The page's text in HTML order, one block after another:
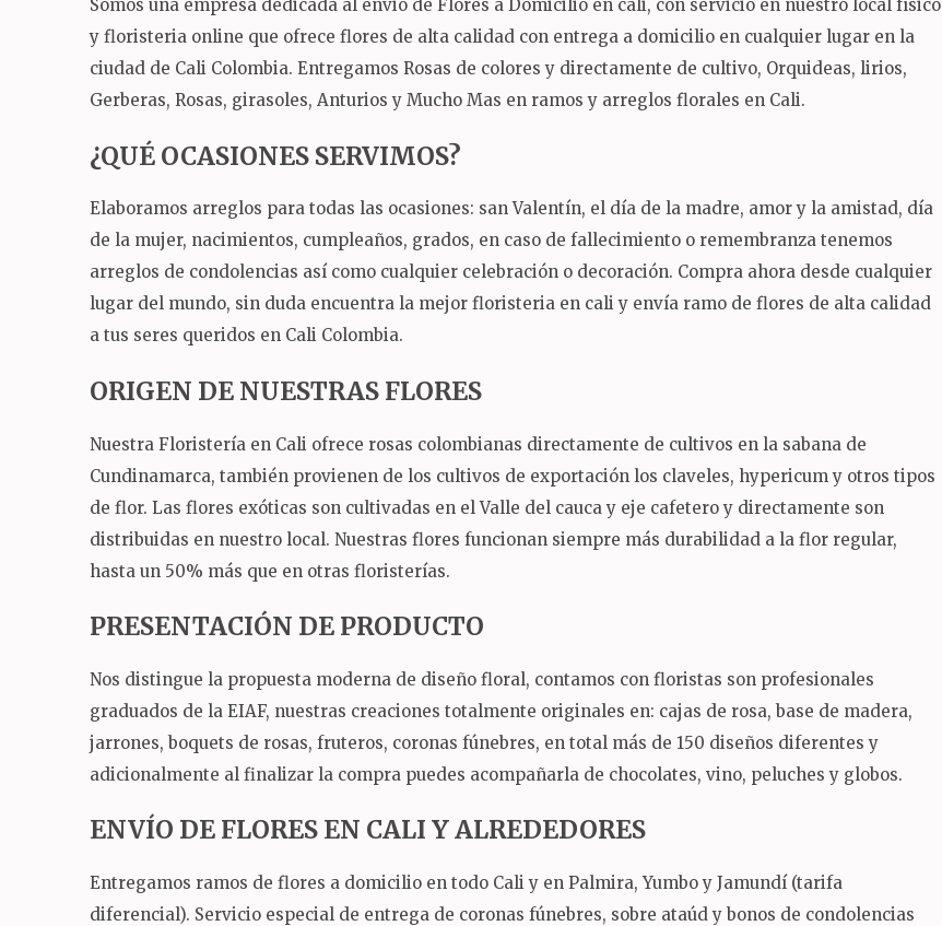
Somos una empresa dedicada al envio de Flores a Domicilio en cali, con servicio en nuestro local físico
y floristeria online que ofrece flores de alta calidad con entrega a domicilio en cualquier lugar en la
ciudad de Cali Colombia. Entregamos Rosas de colores y directamente de cultivo, Orquideas, lirios,
Gerberas, Rosas, girasoles, Anturios y Mucho Mas en ramos y arreglos florales en Cali.
¿QUÉ OCASIONES SERVIMOS?
Elaboramos arreglos para todas las ocasiones: san Valentín, el día de la madre, amor y la amistad, día
de la mujer, nacimientos, cumpleaños, grados, en caso de fallecimiento o remembranza tenemos
arreglos de condolencias así como cualquier celebración o decoración. Compra ahora desde cualquier
lugar del mundo, sin duda encuentra la mejor floristeria en cali y envía ramo de flores de alta calidad
a tus seres queridos en Cali Colombia.
ORIGEN DE NUESTRAS FLORES
Nuestra Floristería en Cali ofrece rosas colombianas directamente de cultivos en la sabana de
Cundinamarca, también provienen de los cultivos de exportación los claveles, hypericum y otros tipos
de flor. Las flores exóticas son cultivadas en el Valle del cauca y eje cafetero y directamente son
distribuidas en nuestro local. Nuestras flores funcionan siempre más durabilidad a la flor regular,
hasta un 50% más que en otras floristerías.
PRESENTACIÓN DE PRODUCTO
Nos distingue la propuesta moderna de diseño floral, contamos con floristas son profesionales
graduados de la EIAF, nuestras creaciones totalmente originales en: cajas de rosa, base de madera,
jarrones, boquets de rosas, fruteros, coronas fúnebres, en total más de 150 diseños diferentes y
adicionalmente al finalizar la compra puedes acompañarla de chocolates, vino, peluches y globos.
ENVÍO DE FLORES EN CALI Y ALREDEDORES
Entregamos ramos de flores a domicilio en todo Cali y en Palmira, Yumbo y Jamundí (tarifa
diferencial). Servicio especial de entrega de coronas fúnebres, sobre ataúd y bonos de condolencias